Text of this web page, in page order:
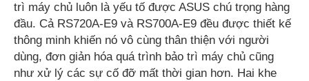
trì máy chủ luôn là yếu tố được ASUS chú trọng hàng
đầu. Cả RS720A-E9 và RS700A-E9 đều được thiết kế
thông minh khiến nó vô cùng thân thiện với người
dùng, đơn giản hóa quá trình bảo trì máy chủ cũng
như xử lý các sự cố đỡ mất thời gian hơn. Hai khe